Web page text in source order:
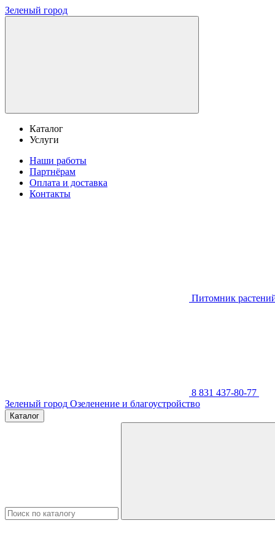
Зеленый город
Каталог
Услуги
Наши работы
Партнёрам
Оплата и доставка
Контакты
Питомник
8 831 437-80-77
Зеленый город Озеленение и благоустройство
Каталог